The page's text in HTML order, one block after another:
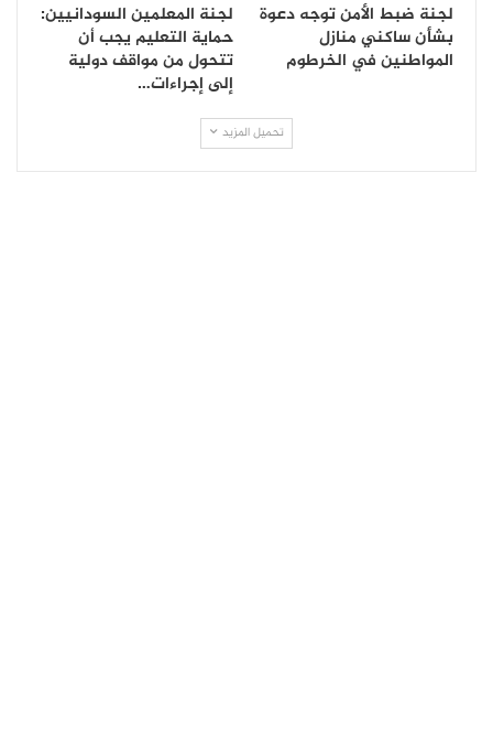
لجنة ضبط الأمن توجه دعوة
بشأن ساكني منازل
المواطنين في الخرطوم
لجنة المعلمين السودانيين:
حماية التعليم يجب أن
تتحول من مواقف دولية
إلى إجراءات…
تحميل المزيد